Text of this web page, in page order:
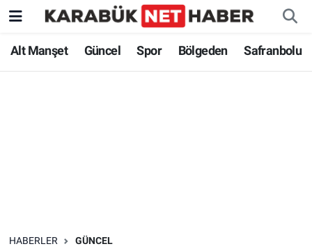
Alt Manşet Güncel Spor Bölgeden Safranbolu
HABERLER GÜNCEL